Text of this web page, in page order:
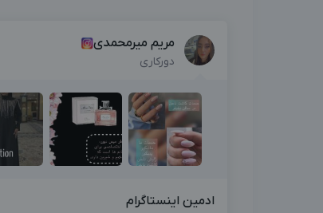
مریم میرمحمدی
دورکاری
ادمین اینستاگرام